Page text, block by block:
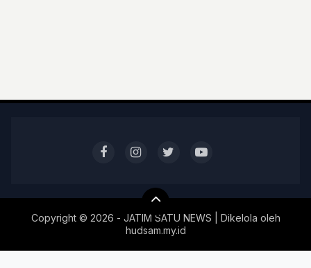
Copyright © 2026 - JATIM SATU NEWS | Dikelola oleh
hudsam.my.id